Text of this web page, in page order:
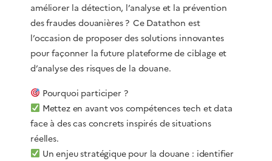
améliorer la détection, l’analyse et la prévention
des fraudes douanières ? Ce Datathon est
l’occasion de proposer des solutions innovantes
pour façonner la future plateforme de ciblage et
d’analyse des risques de la douane.
Pourquoi participer ?
Mettez en avant vos compétences tech et data
face à des cas concrets inspirés de situations
réelles.
Un enjeu stratégique pour la douane : identifier